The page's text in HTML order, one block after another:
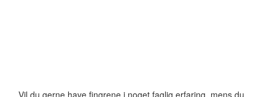
Vil du gerne have fingrene i noget faglig erfaring, mens du